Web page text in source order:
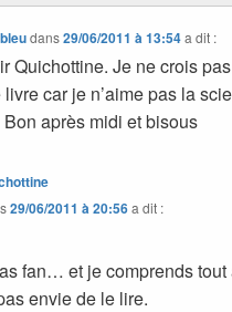
dans29/06/2011 à 13:54 a dit :
Quichottine. Je ne crois
car je n’aime pas la
après midi et bisous
29/06/2011 à 20:56a dit :
fan… et je comprends tout
envie de le lire.